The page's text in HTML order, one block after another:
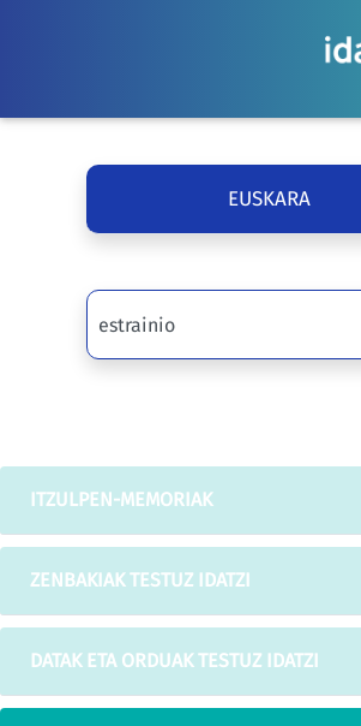
EUSKARA
ITZULPEN-MEMORIAK
ZENBAKIAK TESTUZ IDATZI
DATAK ETA ORDUAK TESTUZ IDATZI